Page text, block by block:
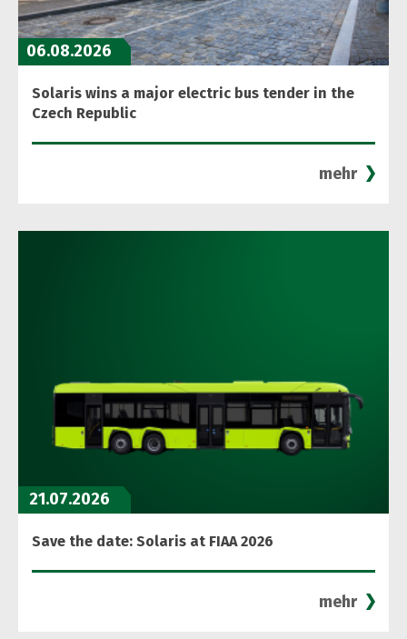
06.08.2026
Solaris wins a major electric bus tender in the
Czech Republic
mehr
21.07.2026
Save the date: Solaris at FIAA 2026
mehr